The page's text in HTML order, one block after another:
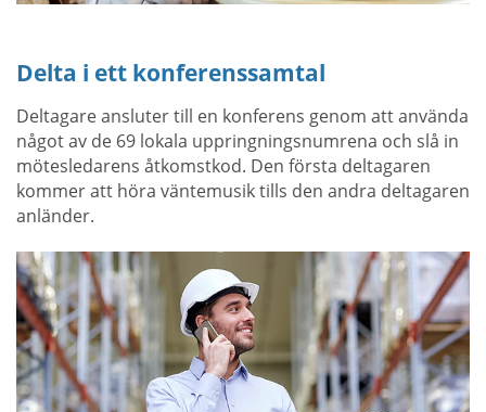
Delta i ett konferenssamtal
Deltagare ansluter till en konferens genom att använda
något av de 69 lokala uppringningsnumrena och slå in
mötesledarens åtkomstkod. Den första deltagaren
kommer att höra väntemusik tills den andra deltagaren
anländer.